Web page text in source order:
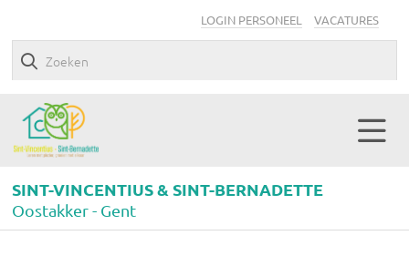
LOGIN PERSONEEL VACATURES
SINT-VINCENTIUS & SINT-BERNADETTE
Oostakker - Gent